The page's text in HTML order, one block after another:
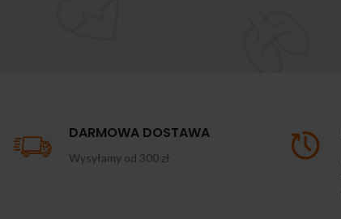
DARMOWA DOSTAWA
Wysyłamy od 300 zł